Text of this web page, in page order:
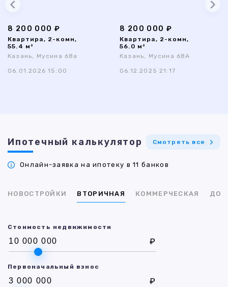
8 200 000 ₽
Квартира, 2-комн,
55.4 м²
Казань, Мусина 68а
06.01.2026 15:00
8 200 000 ₽
Квартира, 2-комн,
56.0 м²
Казань, Мусина 68А
06.12.2025 21:17
Ипотечный калькулятор Смотреть все
Онлайн-заявка на ипотеку в 11 банков
НОВОСТРОЙКИ ВТОРИЧНАЯ КОММЕРЧЕСКАЯ ДОМ
Стоимость недвижимости
₽
Первоначальный взнос
₽